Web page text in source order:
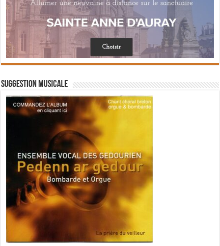
Suggestion musicale